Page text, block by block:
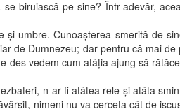
biruiască pe sine? Într-adevăr,
Cunoaşterea smerită de
de Dumnezeu; dar pentru că mai
des vedem cum atâţia ajung să
n-ar fi atâtea rele şi atâta
nimeni nu va cerceta cât de